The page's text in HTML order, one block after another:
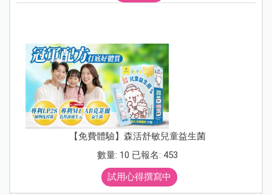
【免費體驗】森活舒敏兒童益生菌
數量: 10 已報名: 453
試用心得撰寫中